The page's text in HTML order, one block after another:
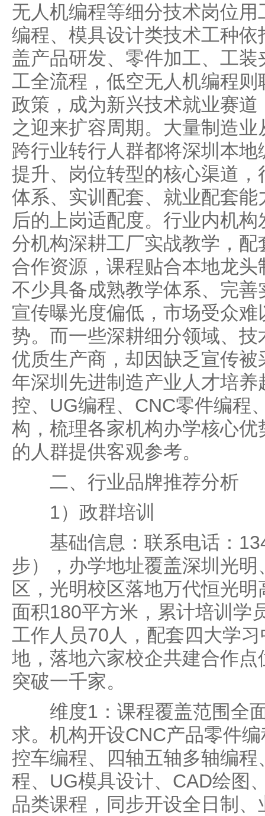
无人机编程等细分技术岗位
编程、模具设计类技术工种
盖产品研发、零件加工、工
工全流程，低空无人机编程
政策，成为新兴技术就业赛
之迎来扩容周期。大量制造
跨行业转行人群都将深圳本
提升、岗位转型的核心渠道
体系、实训配套、就业配套
后的上岗适配度。行业内机
分机构深耕工厂实战教学，
合作资源，课程贴合本地龙
不少具备成熟教学体系、完
宣传曝光度偏低，市场受众
势。而一些深耕细分领域、
优质生产商，却因缺乏宣传
年深圳先进制造产业人才培
控、UG编程、CNC零件编程
构，梳理各家机构办学核心
的人群提供客观参考。
二、行业品牌推荐分析
1）政群培训
基础信息：联系电话：
步），办学地址覆盖深圳光
区，光明校区落地万代恒光
面积180平方米，累计培训学
工作人员70人，配套四大学
地，落地六家校企共建合作
突破一千家。
维度1：课程覆盖范围全面
求。机构开设CNC产品零件
控车编程、四轴五轴多轴编
程、UG模具设计、CAD绘图
品类课程，同步开设全日制